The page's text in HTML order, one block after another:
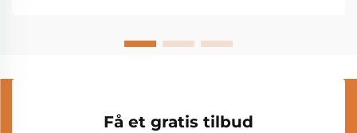
Få et gratis tilbud